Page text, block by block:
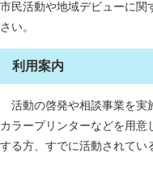
市民活動や地域デビューに関
さい。
利用案内
活動の啓発や相談事業を実
カラープリンターなどを用意
する方、すでに活動されてい